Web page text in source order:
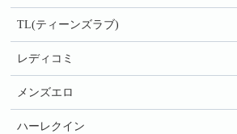
TL(ティーンズラブ)
レディコミ
メンズエロ
ハーレクイン